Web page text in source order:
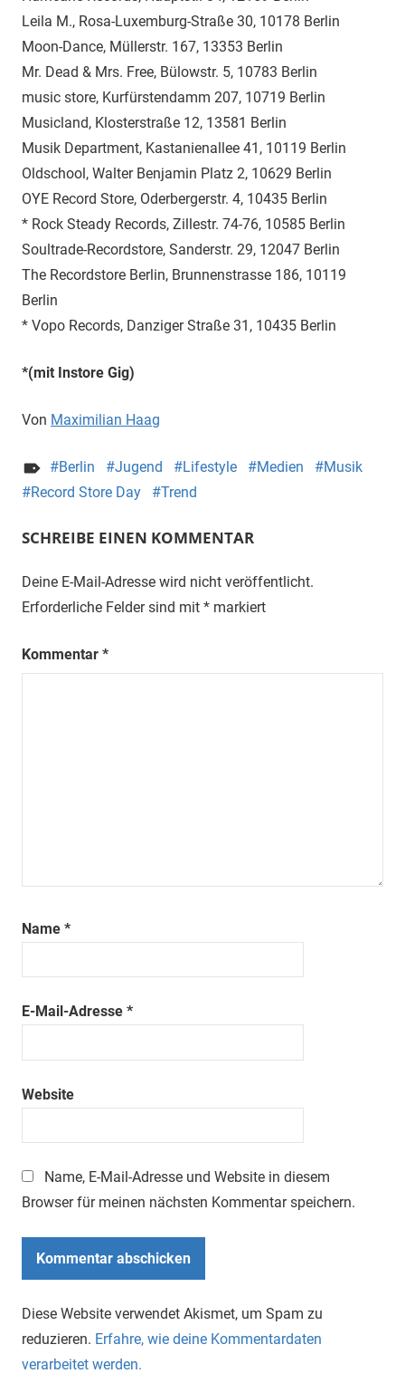
Leila M., Rosa-Luxemburg-Straße 30, 10178 Berlin
Moon-Dance, Müllerstr. 167, 13353 Berlin
Mr. Dead & Mrs. Free, Bülowstr. 5, 10783 Berlin
music store, Kurfürstendamm 207, 10719 Berlin
Musicland, Klosterstraße 12, 13581 Berlin
Musik Department, Kastanienallee 41, 10119 Berlin
Oldschool, Walter Benjamin Platz 2, 10629 Berlin
OYE Record Store, Oderbergerstr. 4, 10435 Berlin
* Rock Steady Records, Zillestr. 74-76, 10585 Berlin
Soultrade-Recordstore, Sanderstr. 29, 12047 Berlin
The Recordstore Berlin, Brunnenstrasse 186, 10119
Berlin
* Vopo Records, Danziger Straße 31, 10435 Berlin
*(mit Instore Gig)
Von Maximilian Haag
Berlin Jugend Lifestyle Medien
Musik
Record Store Day
Trend
SCHREIBE EINEN KOMMENTAR
Deine E-Mail-Adresse wird nicht veröffentlicht.
Erforderliche Felder sind mit * markiert
Kommentar *
Name *
E-Mail-Adresse *
Website
Name, E-Mail-Adresse und Website in diesem
Browser für meinen nächsten Kommentar speichern.
Diese Website verwendet Akismet, um Spam zu
reduzieren. Erfahre, wie deine Kommentardaten
verarbeitet werden.